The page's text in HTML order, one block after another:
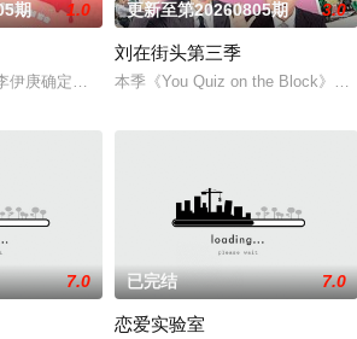
期 1.0
伊庚确定成为SBS PLUS、skyTV的NQQ频道播
更新至第20260805期 3.0
刘在街头第三季
本季《You Quiz on the Block》将
7.0 已完结 7.0
恋爱实验室